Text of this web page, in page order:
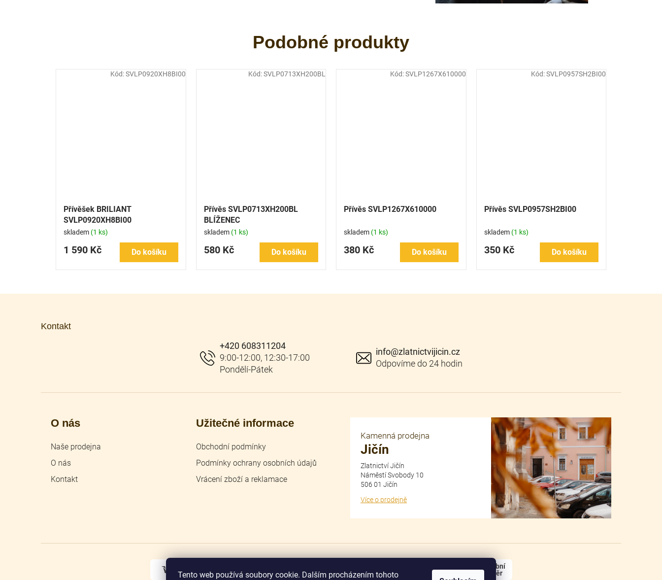
Tento web používá soubory cookie. Dalším procházením tohoto
Přívěšek BRILIANT
SVLP0920XH8BI00
skladem (1 ks)
1 590 Kč Do košíku
Kód:SVLP0920XH8BI00
Přívěs SVLP0713XH200BL
BLÍŽENEC
skladem (1 ks)
580 Kč Do košíku
Kód:SVLP0713XH200BL
Přívěs SVLP1267X610000
skladem (1 ks)
380 Kč Do košíku
Kód:SVLP1267X610000
Přívěs SVLP0957SH2BI00
skladem (1 ks)
350 Kč Do košíku
Kód:SVLP0957SH2BI00
Kontakt
info@zlatnictvijicin.cz
+420 608311204
O nás
Naše prodejna
O nás
Kontakt
Užitečné informace
Obchodní podmínky
Podmínky ochrany osobních údajů
Vrácení zboží a reklamace
Kamenná prodejna
Jičín
Zlatnictví Jičín
Náměstí Svobody 10
506 01 Jičín
Více o prodejně
osobní
odběr